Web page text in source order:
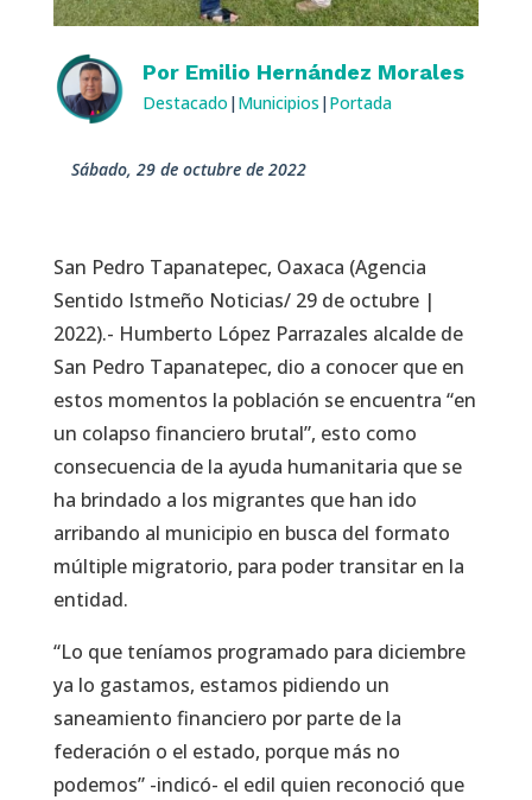
Por Emilio Hernández Morales
Destacado | Municipios | Portada
sábado, 29 de octubre de 2022
San Pedro Tapanatepec, Oaxaca (Agencia
Sentido Istmeño Noticias/ 29 de octubre |
2022).- Humberto López Parrazales alcalde de
San Pedro Tapanatepec, dio a conocer que en
estos momentos la población se encuentra “en
un colapso financiero brutal”, esto como
consecuencia de la ayuda humanitaria que se
ha brindado a los migrantes que han ido
arribando al municipio en busca del formato
múltiple migratorio, para poder transitar en la
entidad.
“Lo que teníamos programado para diciembre
ya lo gastamos, estamos pidiendo un
saneamiento financiero por parte de la
federación o el estado, porque más no
podemos” -indicó- el edil quien reconoció que